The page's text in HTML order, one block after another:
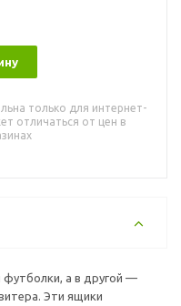
только для интернет-
отличаться от цен в
а в другой —
Эти ящики